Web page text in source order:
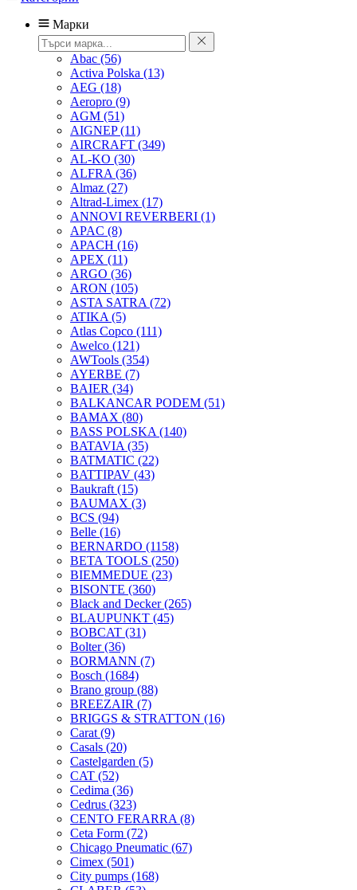
Марки
Abac (56)
Activa Polska (13)
AEG (18)
Aeropro (9)
AGM (51)
AIGNEP(11)
AIRCRAFT (349)
AL-KO (30)
ALFRA (36)
Almaz (27)
Altrad-Limex (17)
ANNOVI REVERBERI (1)
APAC (8)
APACH (16)
APEX (11)
ARGO (36)
ARON (105)
ASTA SATRA (72)
ATIKA (5)
Atlas Copco (111)
Awelco (121)
AWTools (354)
AYERBE (7)
BAIER (34)
BALKANCAR PODEM (51)
BAMAX (80)
BASS POLSKA (140)
BATAVIA (35)
BATMATIC (22)
BATTIPAV (43)
Baukraft (15)
BAUMAX (3)
BCS (94)
Belle (16)
BERNARDO (1158)
BETA TOOLS (250)
BIEMMEDUE (23)
BISONTE (360)
Black and Decker(265)
BLAUPUNKT (45)
BOBCAT (31)
Bolter(36)
BORMANN (7)
Bosch (1684)
Brano group (88)
BREEZAIR (7)
BRIGGS & STRATTON (16)
Carat (9)
Casals (20)
Castelgarden (5)
CAT (52)
Cedima (36)
Cedrus (323)
CENTO FERARRA (8)
Ceta Form (72)
Chicago Pneumatic (67)
Cimex (501)
City pumps (168)